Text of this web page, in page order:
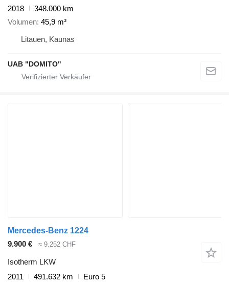
2018
348.000 km
Volumen 45,9 m³
Litauen, Kaunas
UAB "DOMITO"
Mercedes-Benz 1224
9.900 €
≈ 9.252 CHF
Isotherm LKW
2011
491.632 km
Euro 5